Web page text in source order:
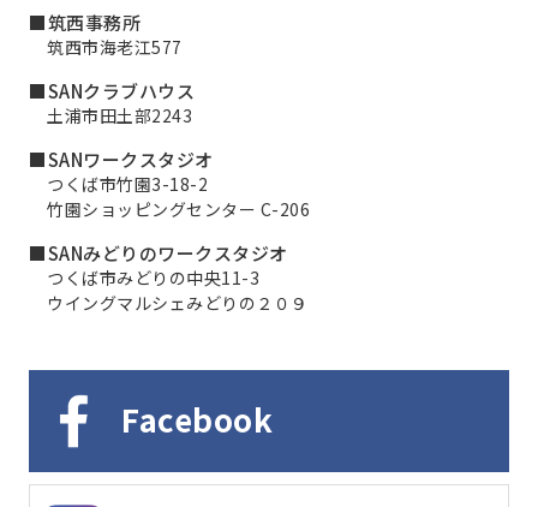
■筑西事務所
筑西市海老江577
■SANクラブハウス
土浦市田土部2243
■SANワークスタジオ
つくば市竹園3-18-2
竹園ショッピングセンター C-206
■SANみどりのワークスタジオ
つくば市みどりの中央11-3
ウイングマルシェみどりの２０９
Facebook